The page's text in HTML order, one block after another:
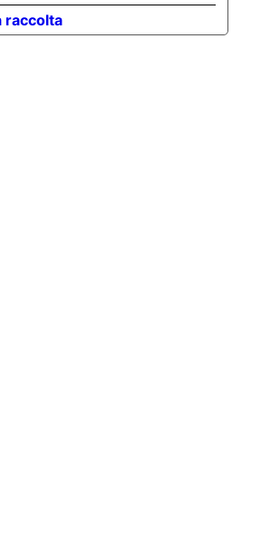
raccolta